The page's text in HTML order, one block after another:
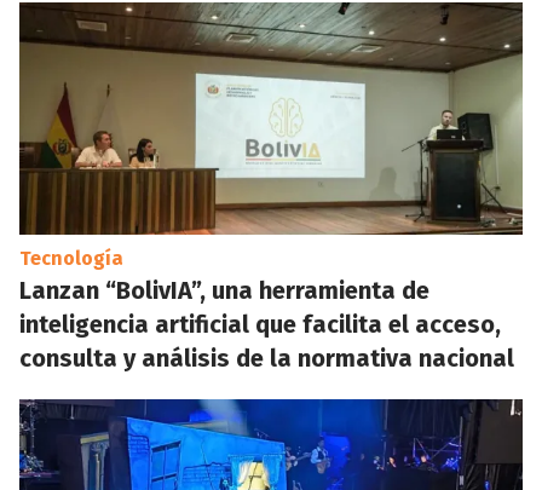
Tecnología
Lanzan “BolivIA”, una herramienta de
inteligencia artificial que facilita el acceso,
consulta y análisis de la normativa nacional